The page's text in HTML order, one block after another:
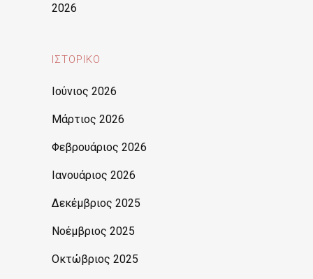
2026
ΙΣΤΟΡΙΚΌ
Ιούνιος 2026
Μάρτιος 2026
Φεβρουάριος 2026
Ιανουάριος 2026
Δεκέμβριος 2025
Νοέμβριος 2025
Οκτώβριος 2025